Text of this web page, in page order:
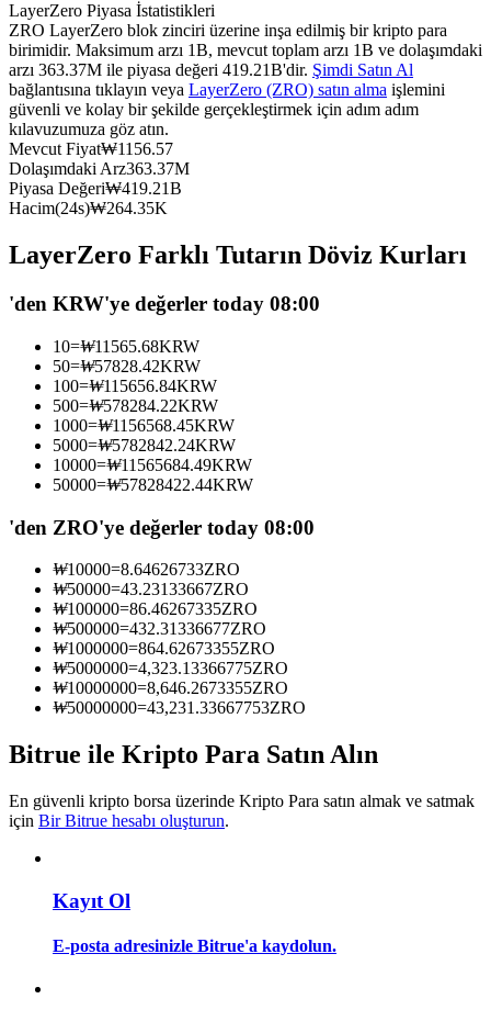
Kopya Ticaret
Kopya Tüccarı Olun
Ticaret bilgileri vb. dahil olmak üzere büyük veri analizi.
LayerZero Piyasa İstatistikleri
ZRO LayerZero blok zinciri üzerine inşa edilmiş bir kripto para
birimidir. Maksimum arzı 1B, mevcut toplam arzı 1B ve dolaşımdaki
arzı 363.37M ile piyasa değeri 419.21B'dir. Şimdi Satın Al
bağlantısına tıklayın veya LayerZero (ZRO) satın alma işlemini
güvenli ve kolay bir şekilde gerçekleştirmek için adım adım
kılavuzumuza göz atın.
Mevcut Fiyat₩1156.57
Dolaşımdaki Arz363.37M
Piyasa Değeri₩419.21B
Hacim(24s)₩264.35K
LayerZero Farklı Tutarın Döviz Kurları
'den KRW'ye değerler today 08:00
10=₩11565.68KRW
50=₩57828.42KRW
100=₩115656.84KRW
500=₩578284.22KRW
1000=₩1156568.45KRW
5000=₩5782842.24KRW
10000=₩11565684.49KRW
50000=₩57828422.44KRW
'den ZRO'ye değerler today 08:00
₩10000=8.64626733ZRO
₩50000=43.23133667ZRO
₩100000=86.46267335ZRO
₩500000=432.31336677ZRO
₩1000000=864.62673355ZRO
₩5000000=4,323.13366775ZRO
₩10000000=8,646.2673355ZRO
₩50000000=43,231.33667753ZRO
Bitrue ile Kripto Para Satın Alın
En güvenli kripto borsa üzerinde Kripto Para satın almak ve satmak
için Bir Bitrue hesabı oluşturun.
Kayıt Ol
E-posta adresinizle Bitrue'a kaydolun.